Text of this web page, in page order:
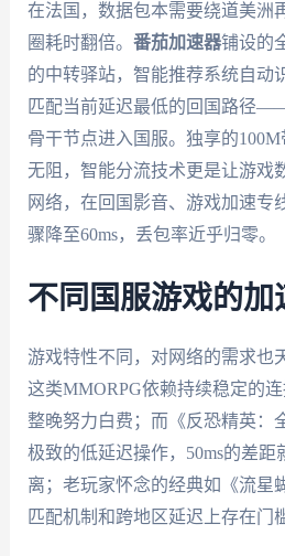
在法国，数据包本需要绕道美洲
圈耗时翻倍。 番茄加速器铺设的
的中转驿站，智能推荐系统自动
匹配当前延迟最低的回国路径
骨干节点进入国服。独享的
无阻，智能分流技术更是让游戏
网络，在回国影音、游戏加速专
骤降至60ms，丢包率近乎归零。
不同国服游戏的加
游戏特性不同，对网络的需求也
这类MMORPG依赖持续稳定的
整晚努力白费；而《反恐精英：
极致的低延迟操作，50ms的差距
离；老玩家怀念的经典如《流星
匹配机制和跨地区延迟上存在门